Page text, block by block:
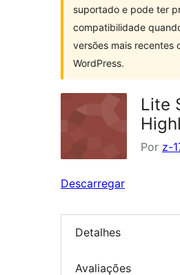
suportado e pode ter
compatibilidade
versões mais recentes
WordPress.
Lite
Por z-
Descarregar
Detalhes
Avaliações